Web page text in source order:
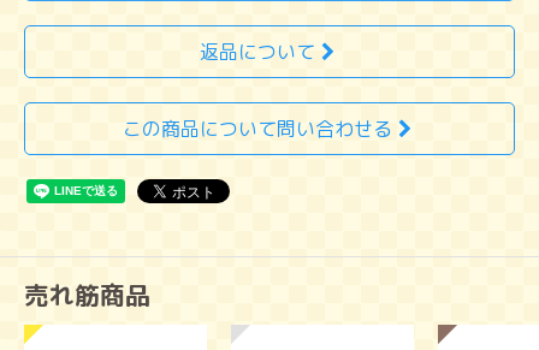
返品について
この商品について問い合わせる
売れ筋商品